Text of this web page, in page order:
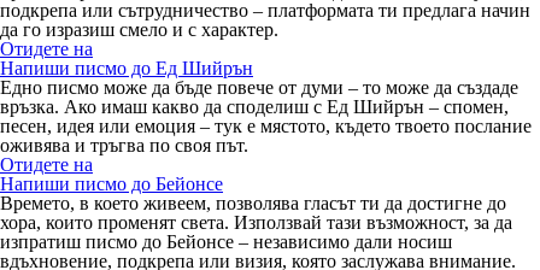
подкрепа или сътрудничество – платформата ти предлага начин
да го изразиш смело и с характер.
Отидете на
Напиши писмо до Ед Шийрън
Едно писмо може да бъде повече от думи – то може да създаде
връзка. Ако имаш какво да споделиш с Ед Шийрън – спомен,
песен, идея или емоция – тук е мястото, където твоето послание
оживява и тръгва по своя път.
Отидете на
Напиши писмо до Бейонсе
Времето, в което живеем, позволява гласът ти да достигне до
хора, които променят света. Използвай тази възможност, за да
изпратиш писмо до Бейонсе – независимо дали носиш
вдъхновение, подкрепа или визия, която заслужава внимание.